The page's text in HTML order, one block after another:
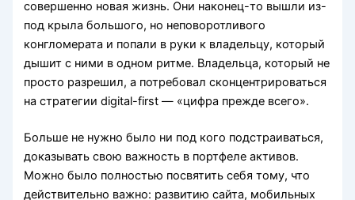
совершенно новая жизнь. Они наконец-то вышли из-
под крыла большого, но неповоротливого
конгломерата и попали в руки к владельцу, который
дышит с ними в одном ритме. Владельца, который не
просто разрешил, а потребовал сконцентрироваться
на стратегии digital-first — «цифра прежде всего».
Больше не нужно было ни под кого подстраиваться,
доказывать свою важность в портфеле активов.
Можно было полностью посвятить себя тому, что
действительно важно: развитию сайта, мобильных